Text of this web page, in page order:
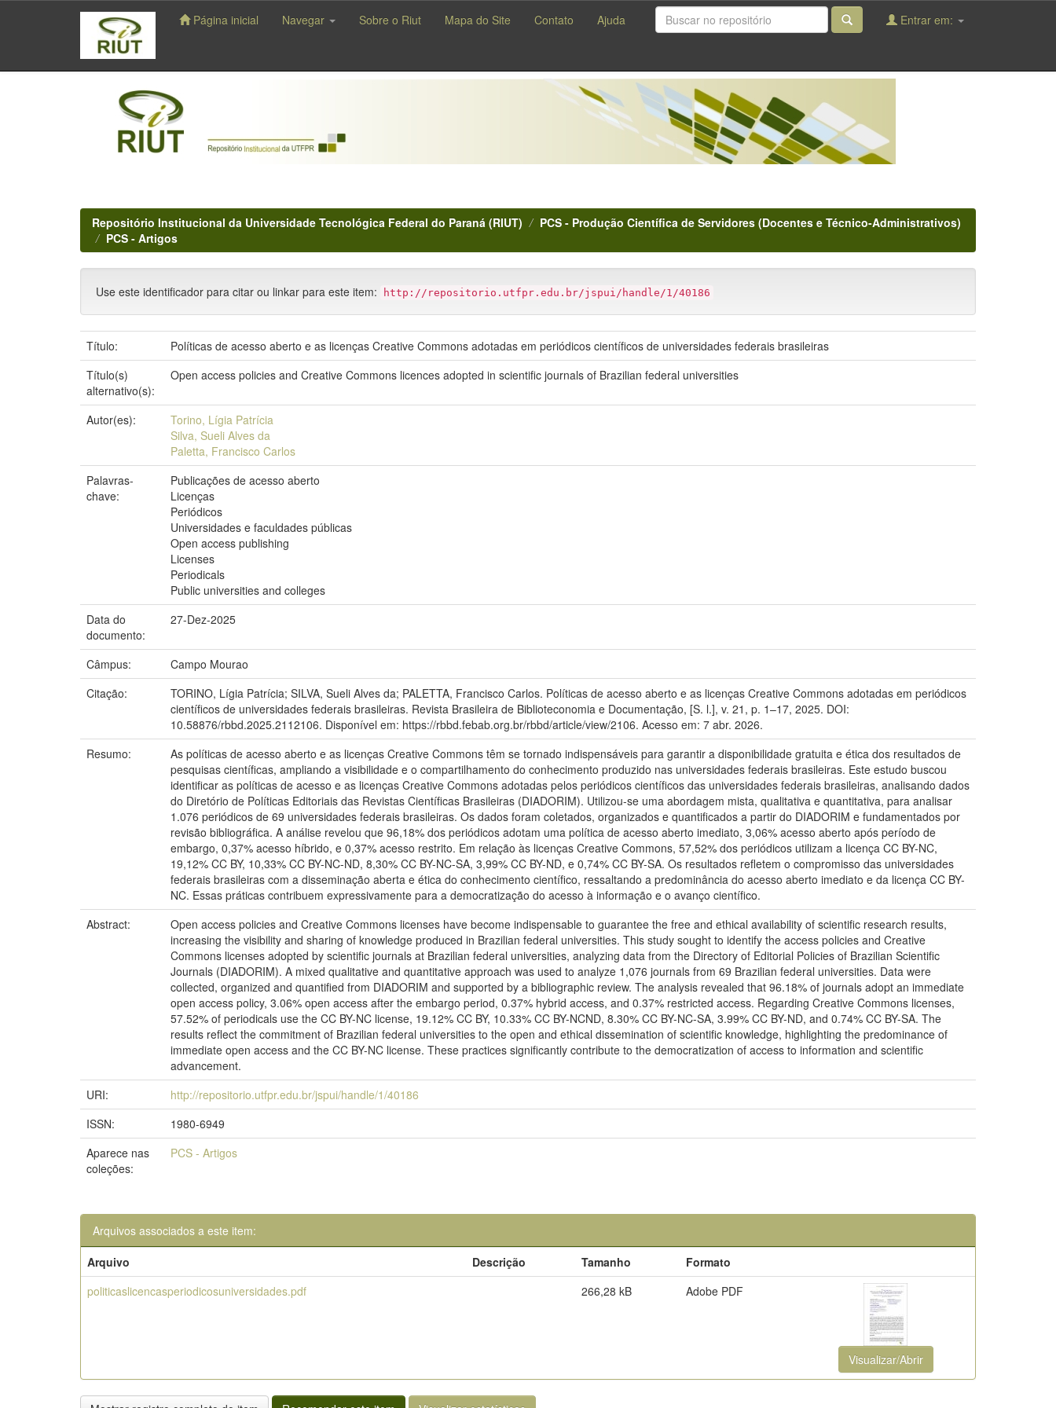
navigation
Página inicial Navegar Sobre o Riut Mapa do Site Contato Ajuda Entrar em:
Repositório Institucional da Universidade Tecnológica Federal do Paraná (RIUT)
PCS - Produção Científica de Servidores (Docentes e Técnico-Administrativos)
PCS - Artigos
Use este identificador para citar ou linkar para este item: http://repositorio.utfpr.edu.br/jspui/handle/1/40186
Título:
Políticas de acesso aberto e as licenças Creative Commons adotadas em periódicos científicos de universidades federais brasileiras
Título(s)
alternativo(s):
Open access policies and Creative Commons licences adopted in scientific journals of Brazilian federal universities
Autor(es):
Torino, Lígia Patrícia
Silva, Sueli Alves da
Paletta, Francisco Carlos
Palavras-
chave:
Publicações de acesso aberto
Licenças
Periódicos
Universidades e faculdades públicas
Open access publishing
Licenses
Periodicals
Public universities and colleges
Data do
documento:
27-Dez-2025
Câmpus:
Campo Mourao
Citação:
TORINO, Lígia Patrícia; SILVA, Sueli Alves da; PALETTA, Francisco Carlos. Políticas de acesso aberto e as licenças Creative Commons adotadas em periódicos
científicos de universidades federais brasileiras. Revista Brasileira de Biblioteconomia e Documentação, [S. l.], v. 21, p. 1–17, 2025. DOI:
10.58876/rbbd.2025.2112106. Disponível em: https://rbbd.febab.org.br/rbbd/article/view/2106. Acesso em: 7 abr. 2026.
Resumo:
As políticas de acesso aberto e as licenças Creative Commons têm se tornado indispensáveis para garantir a disponibilidade gratuita e ética dos resultados de
pesquisas científicas, ampliando a visibilidade e o compartilhamento do conhecimento produzido nas universidades federais brasileiras. Este estudo buscou
identificar as políticas de acesso e as licenças Creative Commons adotadas pelos periódicos científicos das universidades federais brasileiras, analisando dados
do Diretório de Políticas Editoriais das Revistas Científicas Brasileiras (DIADORIM). Utilizou-se uma abordagem mista, qualitativa e quantitativa, para analisar
1.076 periódicos de 69 universidades federais brasileiras. Os dados foram coletados, organizados e quantificados a partir do DIADORIM e fundamentados por
revisão bibliográfica. A análise revelou que 96,18% dos periódicos adotam uma política de acesso aberto imediato, 3,06% acesso aberto após período de
embargo, 0,37% acesso híbrido, e 0,37% acesso restrito. Em relação às licenças Creative Commons, 57,52% dos periódicos utilizam a licença CC BY-NC,
19,12% CC BY, 10,33% CC BY-NC-ND, 8,30% CC BY-NC-SA, 3,99% CC BY-ND, e 0,74% CC BY-SA. Os resultados refletem o compromisso das universidades
federais brasileiras com a disseminação aberta e ética do conhecimento científico, ressaltando a predominância do acesso aberto imediato e da licença CC BY-
NC. Essas práticas contribuem expressivamente para a democratização do acesso à informação e o avanço científico.
Abstract:
Open access policies and Creative Commons licenses have become indispensable to guarantee the free and ethical availability of scientific research results,
increasing the visibility and sharing of knowledge produced in Brazilian federal universities. This study sought to identify the access policies and Creative
Commons licenses adopted by scientific journals at Brazilian federal universities, analyzing data from the Directory of Editorial Policies of Brazilian Scientific
Journals (DIADORIM). A mixed qualitative and quantitative approach was used to analyze 1,076 journals from 69 Brazilian federal universities. Data were
collected, organized and quantified from DIADORIM and supported by a bibliographic review. The analysis revealed that 96.18% of journals adopt an immediate
open access policy, 3.06% open access after the embargo period, 0.37% hybrid access, and 0.37% restricted access. Regarding Creative Commons licenses,
57.52% of periodicals use the CC BY-NC license, 19.12% CC BY, 10.33% CC BY-NCND, 8.30% CC BY-NC-SA, 3.99% CC BY-ND, and 0.74% CC BY-SA. The
results reflect the commitment of Brazilian federal universities to the open and ethical dissemination of scientific knowledge, highlighting the predominance of
immediate open access and the CC BY-NC license. These practices significantly contribute to the democratization of access to information and scientific
advancement.
URI:
http://repositorio.utfpr.edu.br/jspui/handle/1/40186
ISSN:
1980-6949
Aparece nas
coleções:
PCS - Artigos
Arquivos associados a este item:
Arquivo
Descrição Tamanho
Formato
politicaslicencasperiodicosuniversidades.pdf
266,28 kB Adobe PDF
Visualizar/Abrir